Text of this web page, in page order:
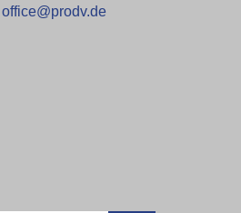
office@prodv.de